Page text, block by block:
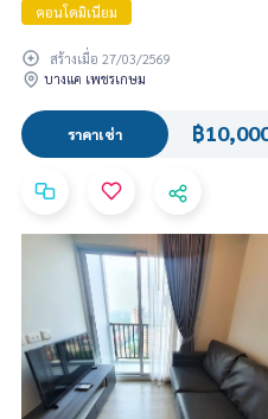
คอนโดมิเนียม
สร้างเมื่อ 27/03/2569
บางแค เพชรเกษม
ราคาเช่า ฿